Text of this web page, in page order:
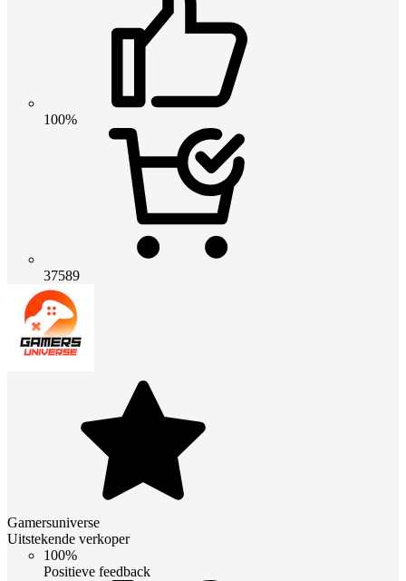
100%
37589
Gamersuniverse
Uitstekende verkoper
100%
Positieve feedback